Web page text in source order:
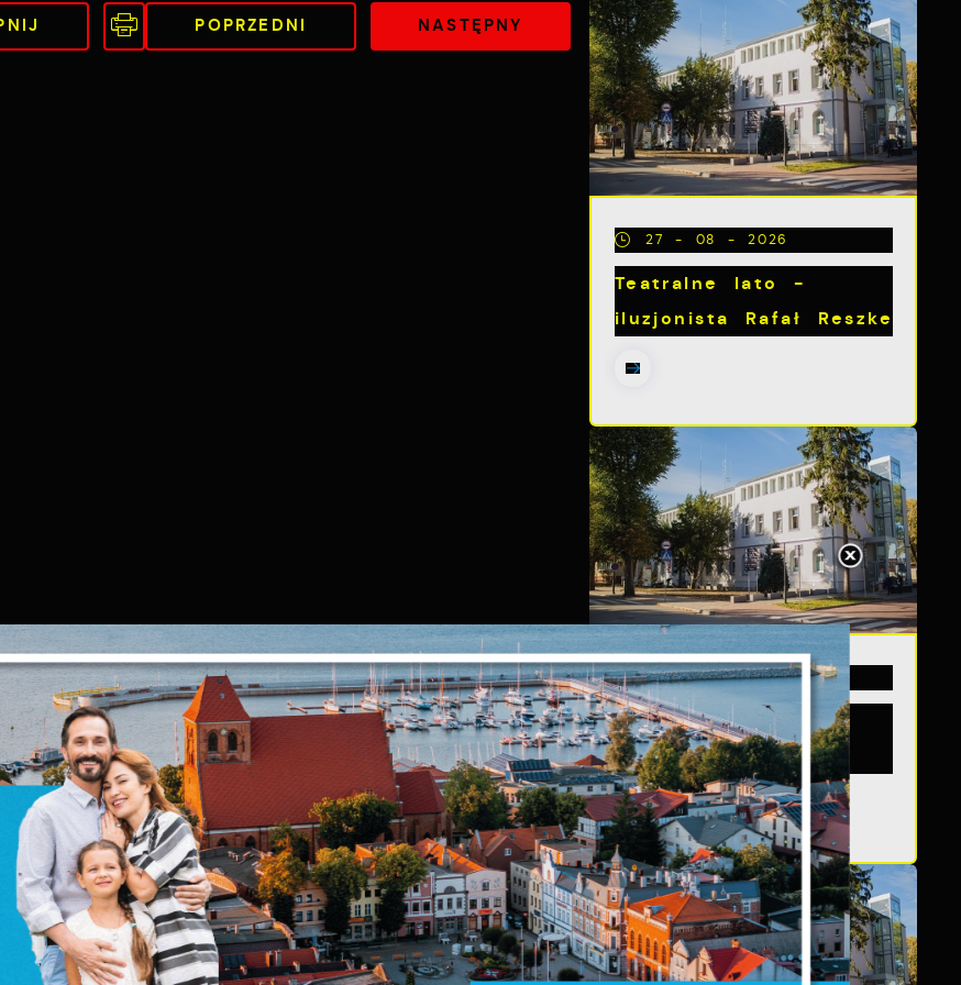
POPRZEDNI NASTĘPNY
27 - 08 - 2026
Teatralne lato -
iluzjonista Rafał Reszke
20 - 08 - 2026
Teatralne lato -
Zdrowo i kolorowo
Twoją prywatność. Możesz zmienić ustawienia
lub zaakceptować je wszystkie. W dowolnym
możesz dokonać zmiany swoich ustawień.
pliki cookies służą do prawidłowego
strony internetowej i umożliwiają Ci
korzystanie z oferowanych przez nas usług.